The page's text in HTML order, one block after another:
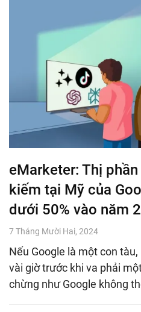
eMarketer: Thị
kiếm tại Mỹ của
dưới 50% vào năm
7 Tháng Mười Hai, 2024
Nếu Google là một con
vài giờ trước khi va phải
chừng như Google không